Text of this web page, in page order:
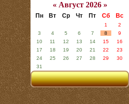
« Август 2026 »
Пн Вт Ср Чт Пт Сб Вс
1
2
3
4 5 6 7 8
9
10
11 12 13 14 15
16
17
18 19 20 21 22
23
24
25 26 27 28 29
30
31